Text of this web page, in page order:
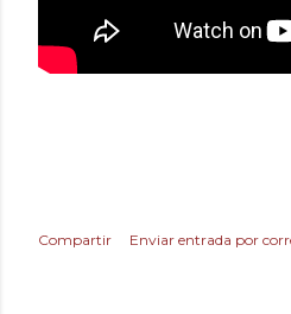
Compartir Enviar entrada por